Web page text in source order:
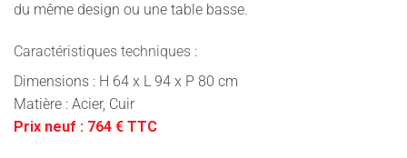
du même design ou une table basse.
Caractéristiques techniques :
Dimensions : H 64 x L 94 x P 80 cm
Matière : Acier, Cuir
Prix neuf : 764 € TTC